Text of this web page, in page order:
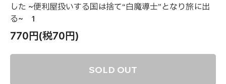
した ~便利屋扱いする国は捨て“白魔導士”となり旅に出
る~ 1
770円(税70円)
SOLD OUT